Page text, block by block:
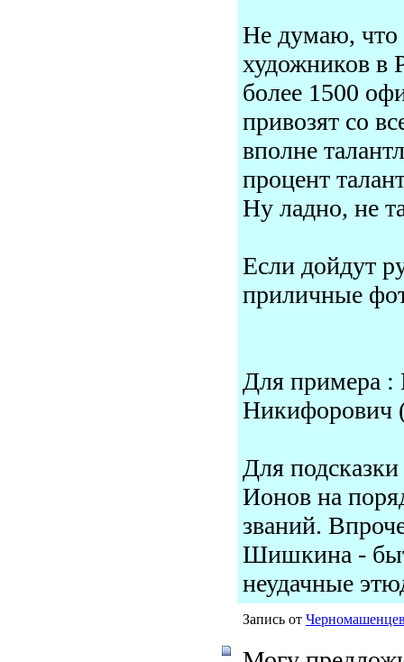
Не думаю, что
художников в
более 1500
привозят со
вполне
процент
Ну ладно, не
Если дойдут
приличные
Для примера
Никифорович
Для
Ионов на
званий.
Шишкина -
неудачные
Запись от